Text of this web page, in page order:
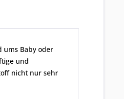
ums Baby oder
und
nicht nur sehr